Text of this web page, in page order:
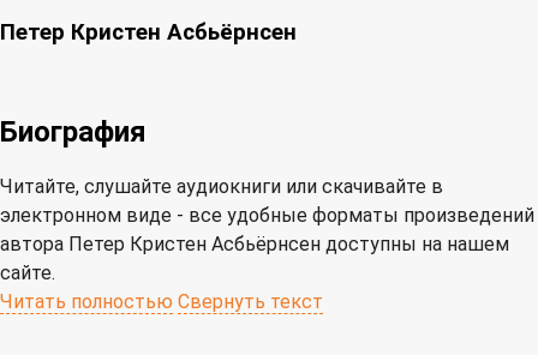
Петер Кристен Асбьёрнсен
Биография
Читайте, слушайте аудиокниги или скачивайте в
электронном виде - все удобные форматы произведений
автора Петер Кристен Асбьёрнсен доступны на нашем
сайте.
Читать полностью Свернуть текст